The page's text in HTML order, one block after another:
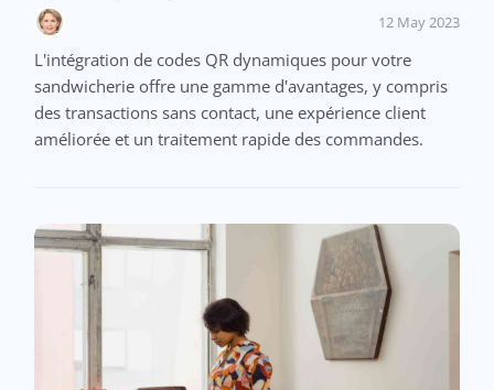
12 May 2023
L'intégration de codes QR dynamiques pour votre
sandwicherie offre une gamme d'avantages, y compris
des transactions sans contact, une expérience client
améliorée et un traitement rapide des commandes.